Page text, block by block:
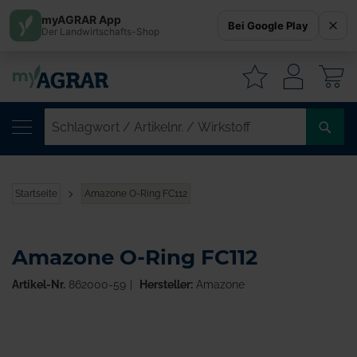
Startseite Amazone O-Ring FC112
Amazone O-Ring FC112
Artikel-Nr. 862000-59 Hersteller:Amazone
myAGRAR App
Der Landwirtschafts-Shop Bei Google Play